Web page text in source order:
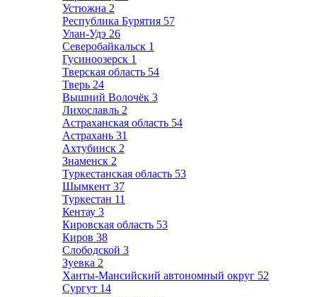
Устюжна 2
Республика Бурятия 57
Улан-Удэ 26
Северобайкальск 1
Гусиноозерск 1
Тверская область 54
Тверь 24
Вышний Волочёк 3
Лихославль 2
Астраханская область 54
Астрахань 31
Ахтубинск 2
Знаменск 2
Туркестанская область 53
Шымкент 37
Туркестан 11
Кентау 3
Кировская область 53
Киров 38
Слободской 3
Зуевка 2
Ханты-Мансийский автономный округ 52
Сургут 14